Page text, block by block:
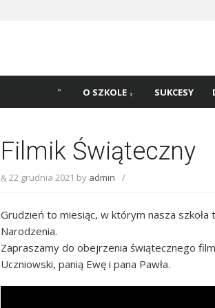
45 w Katowicach!
Katowicach
O SZKOLE SUKCESY
Filmik Świąteczny
22 grudnia 2021 by admin /
Grudzień to miesiąc, w którym nasza
Narodzenia.
Zapraszamy do obejrzenia świątecznego
Uczniowski, panią Ewę i pana Pawła.